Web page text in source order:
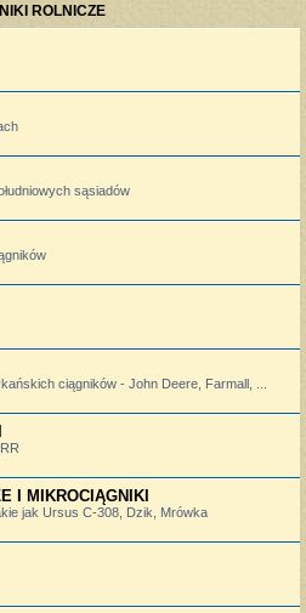
ROLNICZE
sąsiadów
ciągników - John Deere, Farmall, ...
I MIKROCIĄGNIKI
jak Ursus C-308, Dzik, Mrówka